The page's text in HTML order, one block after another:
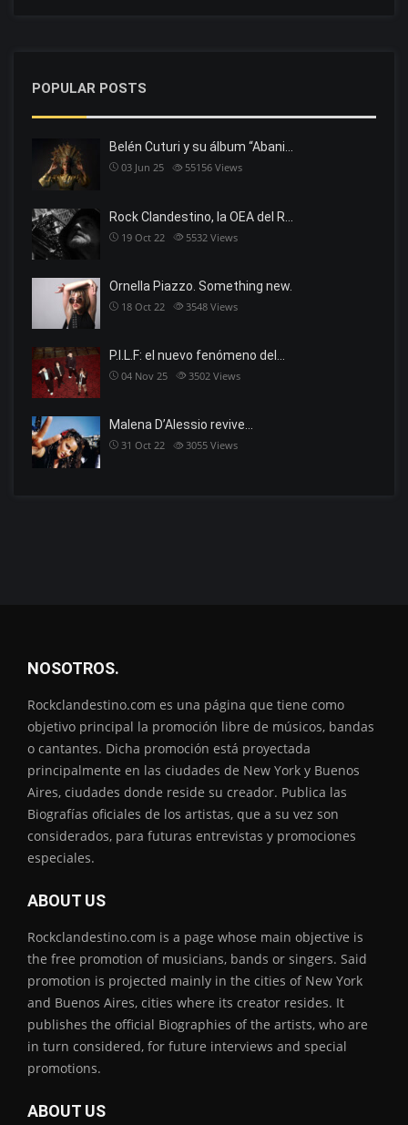
POPULAR POSTS
Belén Cuturi y su álbum “Abani…
03 Jun 25 55156 Views
Rock Clandestino, la OEA del R…
19 Oct 22 5532 Views
Ornella Piazzo. Something new.
18 Oct 22 3548 Views
P.I.L.F: el nuevo fenómeno del…
04 Nov 25 3502 Views
Malena D’Alessio revive…
31 Oct 22 3055 Views
NOSOTROS.
Rockclandestino.com es una página que tiene como
objetivo principal la promoción libre de músicos, bandas
o cantantes. Dicha promoción está proyectada
principalmente en las ciudades de New York y Buenos
Aires, ciudades donde reside su creador. Publica las
Biografías oficiales de los artistas, que a su vez son
considerados, para futuras entrevistas y promociones
especiales.
ABOUT US
Rockclandestino.com is a page whose main objective is
the free promotion of musicians, bands or singers. Said
promotion is projected mainly in the cities of New York
and Buenos Aires, cities where its creator resides. It
publishes the official Biographies of the artists, who are
in turn considered, for future interviews and special
promotions.
ABOUT US